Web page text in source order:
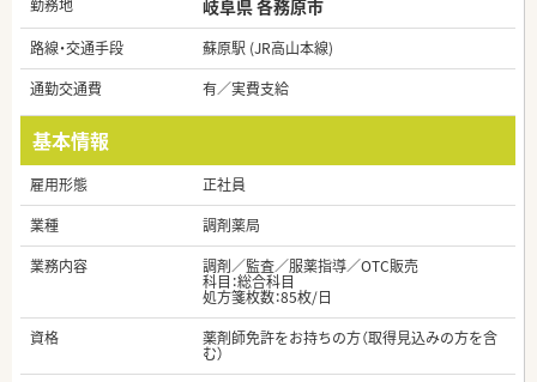
勤務地 岐阜県 各務原市
路線・交通手段
蘇原駅 (JR高山本線)
通勤交通費
有／実費支給
基本情報
雇用形態
正社員
業種
調剤薬局
業務内容
調剤／監査／服薬指導／OTC販売
科目：総合科目
処方箋枚数：85枚/日
資格
薬剤師免許をお持ちの方（取得見込みの方を含
む）